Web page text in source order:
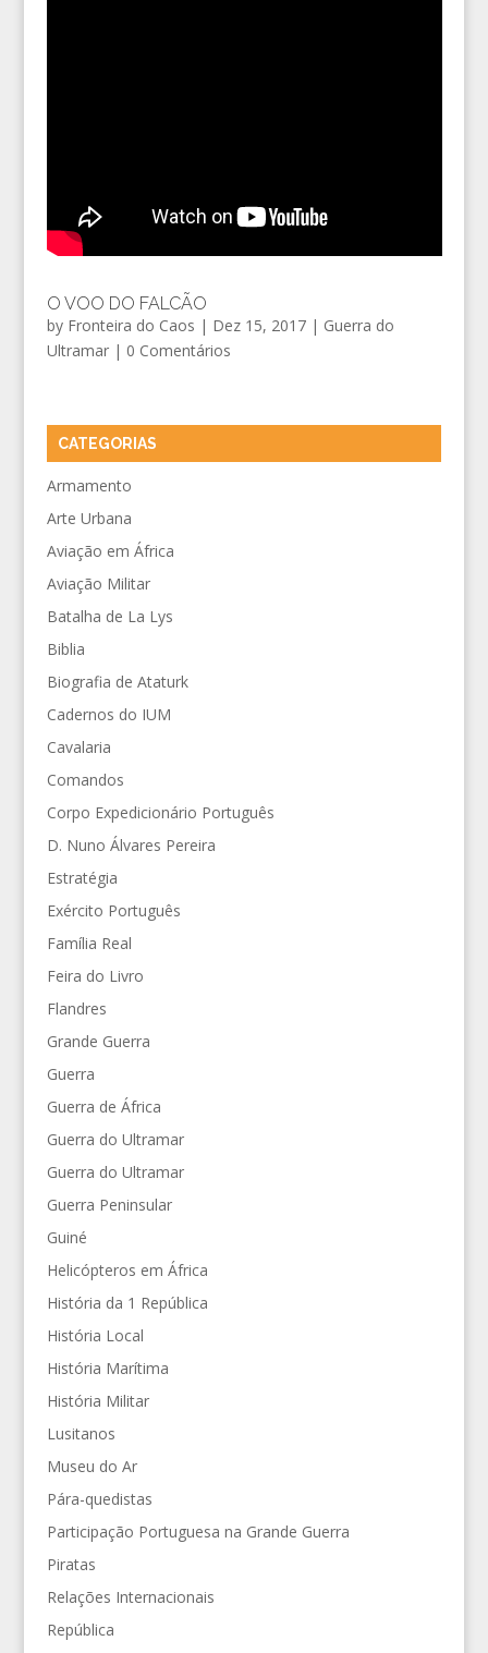
O VOO DO FALCÃO
by Fronteira do Caos | Dez 15, 2017| Guerra do
Ultramar| 0 Comentários
CATEGORIAS
Armamento
Arte Urbana
Aviação em África
Aviação Militar
Batalha de La Lys
Biblia
Biografia de Ataturk
Cadernos do IUM
Cavalaria
Comandos
Corpo Expedicionário Português
D. Nuno Álvares Pereira
Estratégia
Exército Português
Família Real
Feira do Livro
Flandres
Grande Guerra
Guerra
Guerra de África
Guerra do Ultramar
Guerra do Ultramar
Guerra Peninsular
Guiné
Helicópteros em África
História da 1 República
História Local
História Marítima
História Militar
Lusitanos
Museu do Ar
Pára-quedistas
Participação Portuguesa na Grande Guerra
Piratas
Relações Internacionais
República